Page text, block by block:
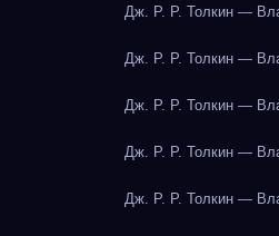
Дж. Р. Р. Толкин —
Дж. Р. Р. Толкин —
Дж. Р. Р. Толкин —
Дж. Р. Р. Толкин —
Дж. Р. Р. Толкин —